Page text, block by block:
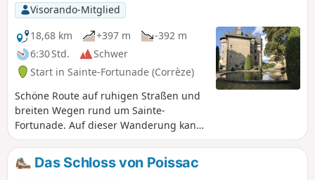
Visorando-Mitglied
18,68 km
+397 m
-392 m
6:30 Std.
Schwer
Start in Sainte-Fortunade (Corrèze)
Schöne Route auf ruhigen Straßen und
breiten Wegen rund um Sainte-
Fortunade. Auf dieser Wanderung kann
man die Außenfassade des Schlosses
Sainte-Fortunade aus dem 15.
Jahrhundert bewundern.
Das Schloss von Poissac